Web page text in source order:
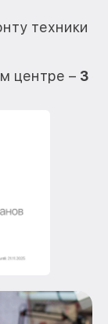
техники
центре – 3